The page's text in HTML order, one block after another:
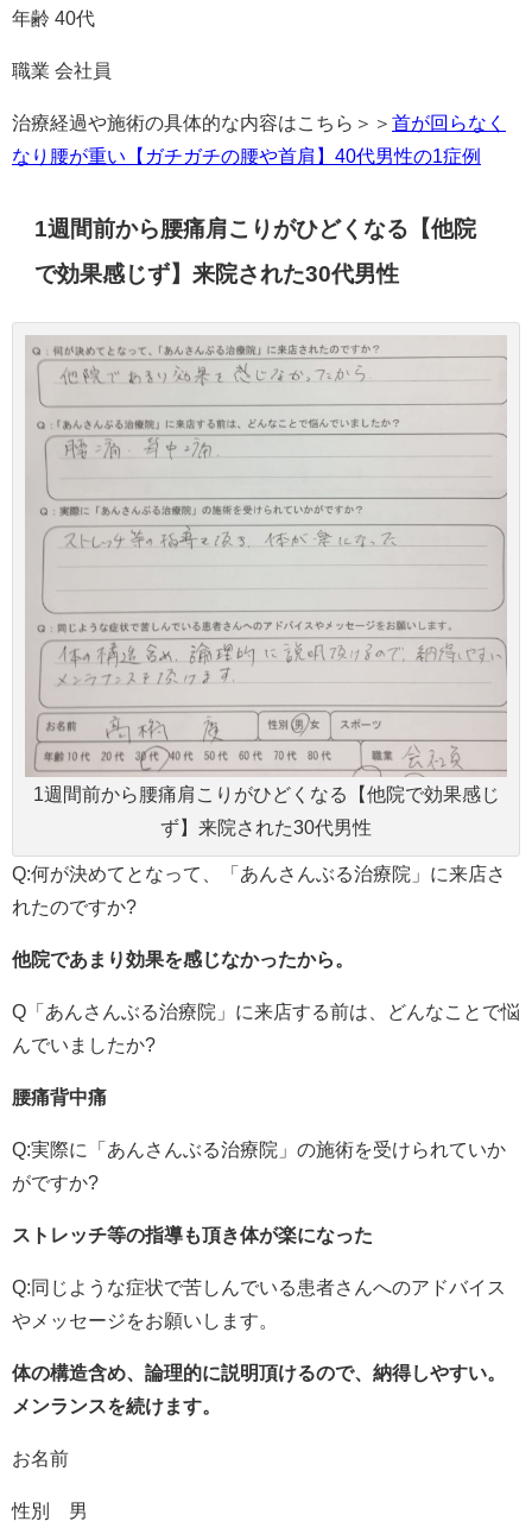
年齢 40代
職業 会社員
治療経過や施術の具体的な内容はこちら＞＞ 首が回らなく
なり腰が重い【ガチガチの腰や首肩】40代男性の1症例
1週間前から腰痛肩こりがひどくなる【他院
で効果感じず】来院された30代男性
1週間前から腰痛肩こりがひどくなる【他院で効果感じ
ず】来院された30代男性
Q:何が決めてとなって、「あんさんぶる治療院」に来店さ
れたのですか?
他院であまり効果を感じなかったから。
Q「あんさんぶる治療院」に来店する前は、どんなことで悩
んでいましたか?
腰痛背中痛
Q:実際に「あんさんぶる治療院」の施術を受けられていか
がですか?
ストレッチ等の指導も頂き体が楽になった
Q:同じような症状で苦しんでいる患者さんへのアドバイス
やメッセージをお願いします。
体の構造含め、論理的に説明頂けるので、納得しやすい。
メンランスを続けます。
お名前
性別 男